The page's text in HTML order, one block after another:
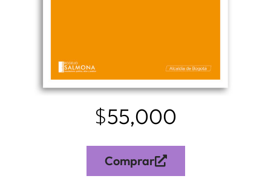
$55,000
Comprar